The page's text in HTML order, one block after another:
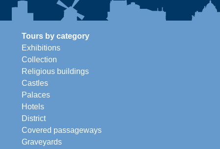
Tours by category
Exhibitions
Collection
Religious buildings
Castles
Palaces
Hotels
District
Covered passageways
Graveyards